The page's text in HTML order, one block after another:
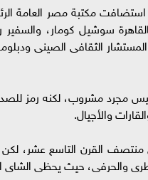
مكتبة مصر العامة
سوشيل كومار،
الثقافى الصينى
مجرد مشروب، لكنه رمز
والأجيال.
القرن التاسع عشر،
والحرفى، حيث يحظى الشاى